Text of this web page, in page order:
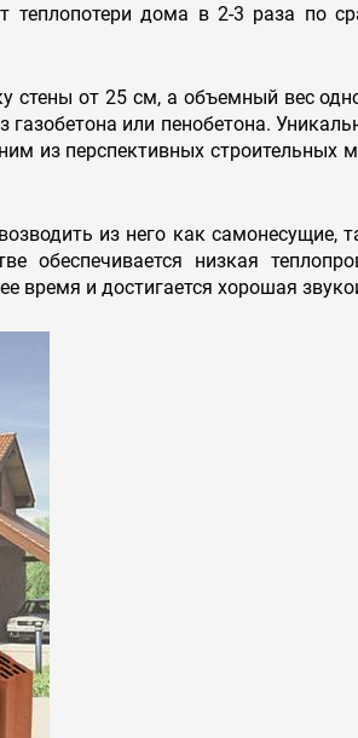
теплопотери дома в 2-3 раза по
стены от 25 см, а объемный вес
или пенобетона.
из перспективных строительных
из него как самонесущие,
обеспечивается низкая
время и достигается хорошая